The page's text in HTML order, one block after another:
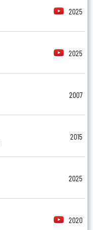
2025
2025
2007
2015
2025
2020